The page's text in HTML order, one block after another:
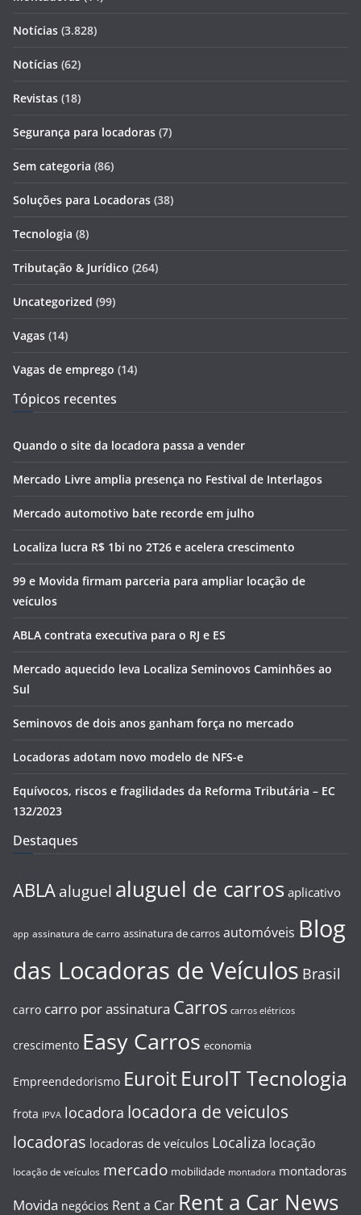
Notícias (3.828)
Notícias (62)
Revistas (18)
Segurança para locadoras (7)
Sem categoria (86)
Soluções para Locadoras (38)
Tecnologia (8)
Tributação & Jurídico (264)
Uncategorized (99)
Vagas (14)
Vagas de emprego (14)
Tópicos recentes
Quando o site da locadora passa a vender
Mercado Livre amplia presença no Festival de Interlagos
Mercado automotivo bate recorde em julho
Localiza lucra R$ 1bi no 2T26 e acelera crescimento
99 e Movida firmam parceria para ampliar locação de
veículos
ABLA contrata executiva para o RJ e ES
Mercado aquecido leva Localiza Seminovos Caminhões ao
Sul
Seminovos de dois anos ganham força no mercado
Locadoras adotam novo modelo de NFS-e
Equívocos, riscos e fragilidades da Reforma Tributária – EC
132/2023
Destaques
ABLA aluguel aluguel de carros aplicativo
app assinatura de carro assinatura de carros automóveis Blog
das Locadoras de Veículos Brasil
carro carro por assinatura Carros carros elétricos
crescimento Easy Carros economia
Empreendedorismo Euroit EuroIT Tecnologia
frota IPVA locadora locadora de veiculos
locadoras locadoras de veículos Localiza locação
locação de veículos mercado mobilidade montadora montadoras
Movida negócios Rent a Car Rent a Car News